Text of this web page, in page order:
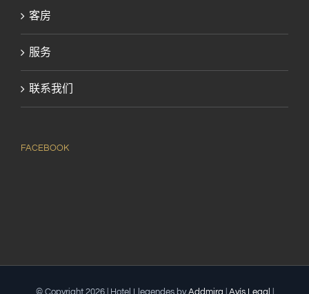
客房
服务
联系我们
FACEBOOK
© Copyright 2026 | Hotel Llegendes byAddmira Avís Legal